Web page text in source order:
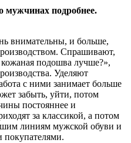
мужчинах подробнее.
внимательны, и больше,
Спрашивают,
кожаная подошва лучше?»,
Уделяют
с ними занимает больше
забыть, уйти, потом
постояннее и
за классикой, а потом
линиям мужской обуви и
покупателями.